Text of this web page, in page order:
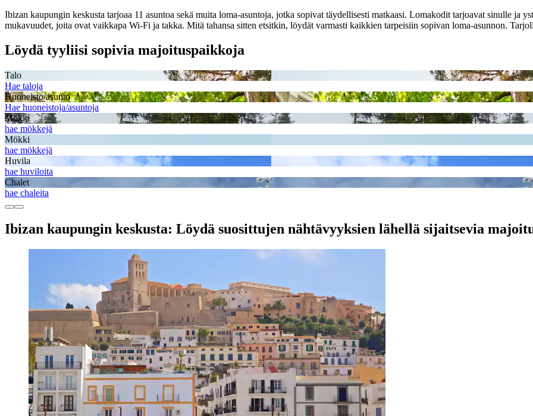
Ibizan kaupungin keskusta tarjoaa 11 asuntoa sekä muita loma-asuntoja, jotka sopivat täydellisesti matkaasi. Lomakodit tarjoavat sinulle ja
mukavuudet, joita ovat vaikkapa Wi-Fi ja takka. Mitä tahansa sitten etsitkin, löydät varmasti kaikkien tarpeisiin sopivan loma-asunnon.
Löydä tyyliisi sopivia majoituspaikkoja
Talo
Hae taloja
Huoneisto/asunto
Hae huoneistoja/asuntoja
Mökki
hae mökkejä
Mökki
hae mökkejä
Huvila
hae huviloita
Chalet
hae chaleita
Ibizan kaupungin keskusta: Löydä suosittujen nähtävyyksien lähellä sijaitsevia